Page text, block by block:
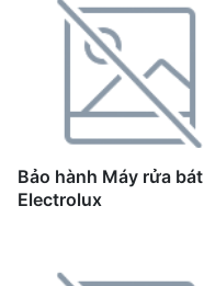
Bảo hành Máy rửa bát
Electrolux